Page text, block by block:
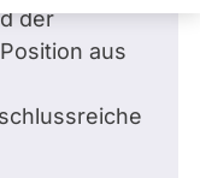
der
aus